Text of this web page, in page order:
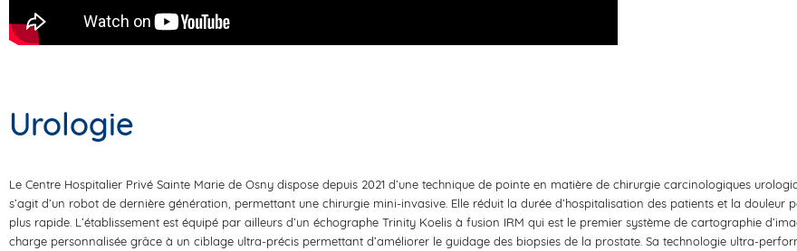
Urologie
Le Centre Hospitalier Privé Sainte Marie de Osny dispose depuis 2021 d’une technique de pointe en matière de chirurgie carcinologiques
s’agit d’un robot de dernière génération, permettant une chirurgie mini-invasive. Elle réduit la durée d’hospitalisation des patients et la douleur
plus rapide. L’établissement est équipé par ailleurs d’un échographe Trinity Koelis à fusion IRM qui est le premier système de cartographie
charge personnalisée grâce à un ciblage ultra-précis permettant d’améliorer le guidage des biopsies de la prostate. Sa technologie ultra-